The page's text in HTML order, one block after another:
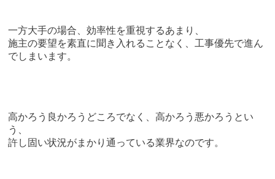
一方大手の場合、効率性を重視するあまり、
施主の要望を素直に聞き入れることなく、工事優先で進ん
でしまいます。
高かろう良かろうどころでなく、高かろう悪かろうとい
う、
許し固い状況がまかり通っている業界なのです。